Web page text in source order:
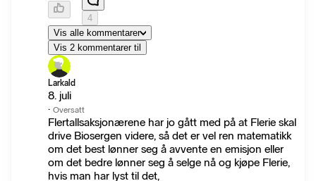
4
Vis alle kommentarer
Vis 2 kommentarer til
Larkald
8. juli
· Oversatt
Flertallsaksjonærene har jo gått med på at Flerie skal
drive Biosergen videre, så det er vel ren matematikk
om det best lønner seg å avvente en emisjon eller
om det bedre lønner seg å selge nå og kjøpe Flerie,
hvis man har lyst til det,